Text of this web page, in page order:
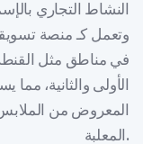
النشاط التجاري
وتعمل كـ منصة
في مناطق مثل
الأولى والثانية،
المعروض من
المعلبة.